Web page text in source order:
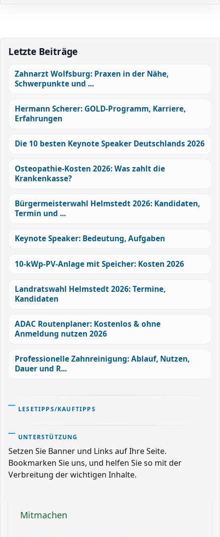
Letzte Beiträge
Zahnarzt Wolfsburg: Praxen in der Nähe,
Schwerpunkte und ...
Hermann Scherer: GOLD-Programm, Karriere,
Erfahrungen
Die 10 besten Keynote Speaker Deutschlands 2026
Osteopathie-Kosten 2026: Was zahlt die
Krankenkasse?
Bürgermeisterwahl Helmstedt 2026: Kandidaten,
Termin und ...
Keynote Speaker: Bedeutung, Aufgaben
10-kWp-PV-Anlage mit Speicher: Kosten 2026
Landratswahl Helmstedt 2026: Termine,
Kandidaten
ADAC Routenplaner: Kostenlos & ohne
Anmeldung nutzen 2026
Professionelle Zahnreinigung: Ablauf, Nutzen,
Dauer und R...
LESETIPPS/KAUFTIPPS
UNTERSTÜTZUNG
Setzen Sie Banner und Links auf Ihre Seite.
Bookmarken Sie uns, und helfen Sie so mit der
Verbreitung der wichtigen Inhalte.
Mitmachen